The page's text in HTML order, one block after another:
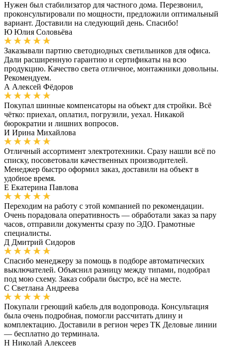
Нужен был стабилизатор для частного дома. Перезвонил,
проконсультировали по мощности, предложили оптимальный
вариант. Доставили на следующий день. Спасибо!
Ю Юлия Соловьёва
Заказывали партию светодиодных светильников для офиса.
Дали расширенную гарантию и сертификаты на всю
продукцию. Качество света отличное, монтажники довольны.
Рекомендуем.
А Алексей Фёдоров
Покупал шинные компенсаторы на объект для стройки. Всё
чётко: приехал, оплатил, погрузили, уехал. Никакой
бюрократии и лишних вопросов.
И Ирина Михайлова
Отличный ассортимент электротехники. Сразу нашли всё по
списку, посоветовали качественных производителей.
Менеджер быстро оформил заказ, доставили на объект в
удобное время.
Е Екатерина Павлова
Переходим на работу с этой компанией по рекомендации.
Очень порадовала оперативность — обработали заказ за пару
часов, отправили документы сразу по ЭДО. Грамотные
специалисты.
Д Дмитрий Сидоров
Спасибо менеджеру за помощь в подборе автоматических
выключателей. Объяснил разницу между типами, подобрал
под мою схему. Заказ собрали быстро, всё на месте.
С Светлана Андреева
Покупали греющий кабель для водопровода. Консультация
была очень подробная, помогли рассчитать длину и
комплектацию. Доставили в регион через ТК Деловые линии
— бесплатно до терминала.
Н Николай Алексеев